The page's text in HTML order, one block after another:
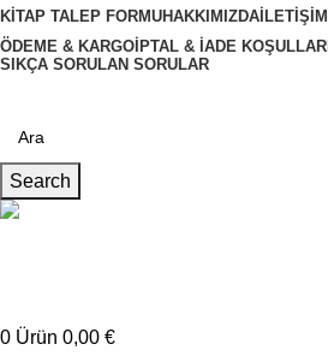
KITAP TALEP FORMUHAKKIMIZDA İLETIŞIM
ÖDEME & KARGO İPTAL & İADE KOŞULLARI
SIKÇA SORULAN SORULAR
Search
0 Ürün 0,00 €